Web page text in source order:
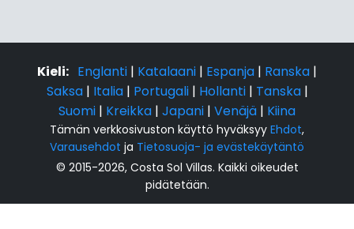
Kieli: Englanti | Katalaani | Espanja | Ranska |
Saksa | Italia | Portugali | Hollanti | Tanska |
Suomi | Kreikka | Japani | Venäjä | Kiina
Tämän verkkosivuston käyttö hyväksyy Ehdot,
Varausehdot ja Tietosuoja- ja evästekäytäntö
© 2015-2026, Costa Sol Villas. Kaikki oikeudet
pidätetään.